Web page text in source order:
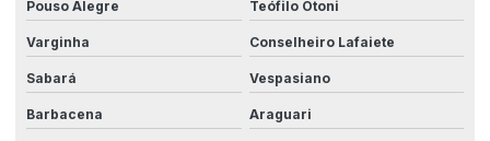
Painéis elétricos de baixa tensão
Painéis qgbt
Pouso Alegre Teófilo Otoni
Varginha Conselheiro Lafaiete
Sabará Vespasiano
Barbacena Araguari